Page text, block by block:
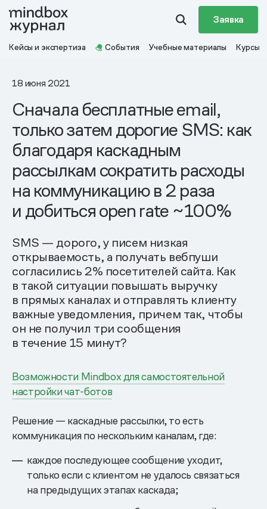
Заявка
Кейсы и экспертиза События Учебные материалы Курсы
18 июня 2021
Сначала бесплатные email,
только затем дорогие SMS: как
благодаря каскадным
рассылкам сократить расходы
на коммуникацию в 2 раза
и добиться open rate ~100%
SMS — дорого, у писем низкая
открываемость, а получать вебпуши
согласились 2% посетителей сайта. Как
в такой ситуации повышать выручку
в прямых каналах и отправлять клиенту
важные уведомления, причем так, чтобы
он не получил три сообщения
в течение 15 минут?
Возможности Mindbox для самостоятельной
настройки чат-ботов
Решение — каскадные рассылки, то есть
коммуникация по нескольким каналам, где:
каждое последующее сообщение уходит,
только если с клиентом не удалось связаться
на предыдущих этапах каскада;